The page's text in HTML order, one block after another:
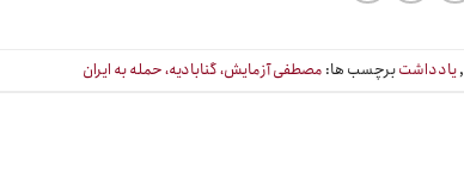
,یادداشتبرچسب ها: مصطفی آزمایش، گنابادیه، حمله به ایران